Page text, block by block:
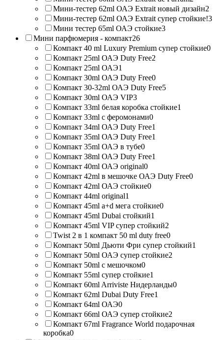
Мини-тестер 62ml ОАЭ Extrait новый дизайн2
Мини-тестер 62ml ОАЭ Extrait супер стойкие!3
Мини тестер 65ml ОАЭ стойкие3
Мини парфюмерия - компакт26
Компакт 40 ml Luxury Premium супер стойкие0
Компакт 25ml ОАЭ Duty Free2
Компакт 25ml ОАЭ1
Компакт 30ml ОАЭ Duty Free0
Компакт 30-32ml ОАЭ Duty Free5
Компакт 30ml ОАЭ VIP3
Компакт 33ml белая коробка стойкие1
Компакт 33ml с феромонами0
Компакт 34ml ОАЭ Duty Free1
Компакт 35ml ОАЭ Duty Free1
Компакт 35ml ОАЭ в тубе0
Компакт 38ml ОАЭ Duty Free1
Компакт 40ml ОАЭ original0
Компакт 42ml в мешочке ОАЭ Duty Free0
Компакт 42ml ОАЭ стойкие0
Компакт 44ml original1
Компакт 45ml a+d мега стойкие0
Компакт 45ml Dubai стойкий1
Компакт 45ml VIP супер стойкий2
Twist 2 в 1 компакт 50 ml duty free0
Компакт 50ml Дьюти Фри супер стойкий1
Компакт 50ml ОАЭ супер стойкие2
Компакт 50ml с мешочком0
Компакт 55ml супер стойкие1
Компакт 60ml Arriviste Нидерланды0
Компакт 62ml Dubai Duty Free1
Компакт 64ml ОАЭ0
Компакт 66ml ОАЭ супер стойкие2
Компакт 67ml Fragrance World подарочная
коробка0